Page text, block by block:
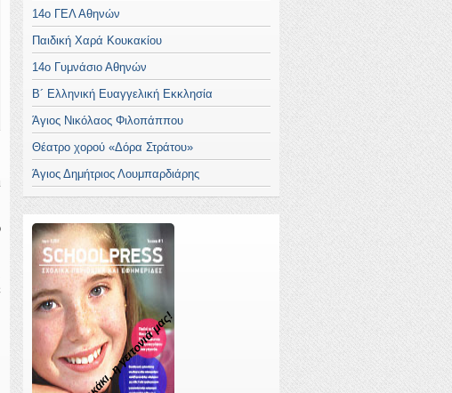
14ο ΓΕΛ Αθηνών
Παιδική Χαρά Κουκακίου
14ο Γυμνάσιο Αθηνών
Β´ Ελληνική Ευαγγελική Εκκλησία
Άγιος Νικόλαος Φιλοπάππου
Θέατρο χορού «Δόρα Στράτου»
Άγιος Δημήτριος Λουμπαρδιάρης
Κουκάκι, η γειτονιά μας!